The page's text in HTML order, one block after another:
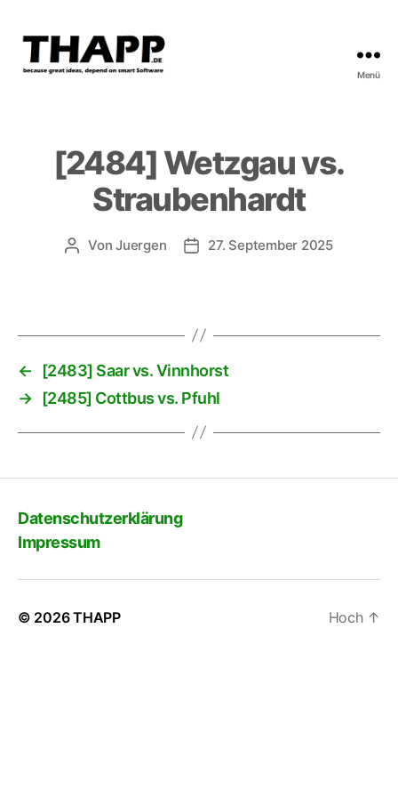
Menü
[2484] Wetzgau vs.
Straubenhardt
Beitragsautor
VonJuergen Beitragsdatum
27. September 2025
←
[2483] Saar vs. Vinnhorst
→
[2485] Cottbus vs. Pfuhl
Datenschutzerklärung
Impressum
© 2026THAPP Hoch ↑